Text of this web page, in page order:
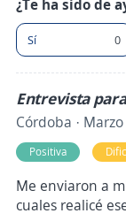
¿Te ha sido de
Sí 0
Entrevista
Córdoba ·
Positiva
Me enviaron a
cuales realicé